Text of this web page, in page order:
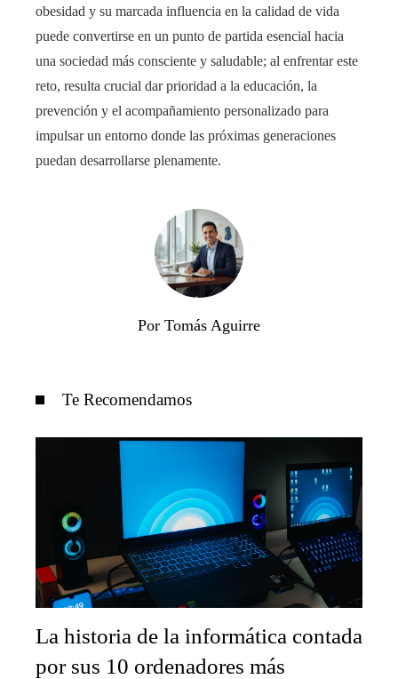
obesidad y su marcada influencia en la calidad de vida
puede convertirse en un punto de partida esencial hacia
una sociedad más consciente y saludable; al enfrentar este
reto, resulta crucial dar prioridad a la educación, la
prevención y el acompañamiento personalizado para
impulsar un entorno donde las próximas generaciones
puedan desarrollarse plenamente.
Por Tomás Aguirre
Te Recomendamos
La historia de la informática contada
por sus 10 ordenadores más